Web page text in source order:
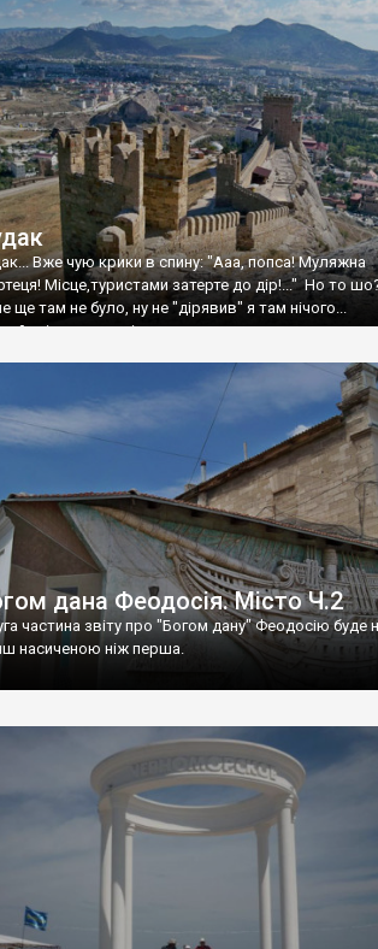
Вже чую крики в спину: "Ааа, попса! Муляжна
Місце,туристами затерте до дір!..." Но то
ще там не було, ну не "дірявив" я там нічого...
до цього літа.
дана Феодосія. Місто Ч.2
частина звіту про "Богом дану" Феодосію буде
насиченою ніж перша.